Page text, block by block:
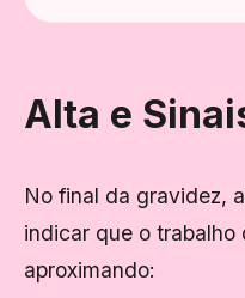
Alta e
No final da gravidez,
indicar que o trabalho
aproximando: